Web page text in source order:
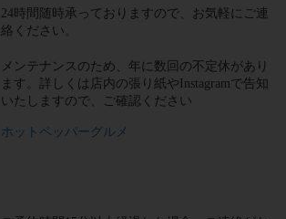
24時間随時承っておりますので、お気軽にご連
絡ください。
メンテナンスのため、年に数回の不定休があり
ます。詳しくは店内の張り紙やInstagramで告知
いたしますので、ご確認ください
ホットペッパーグルメ